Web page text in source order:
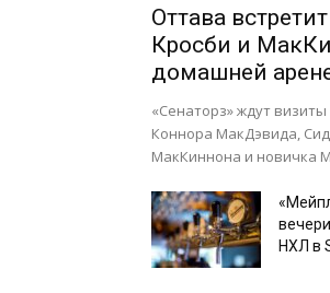
Оттава
Кросби и
домашней
«Сенаторз» ждут
Коннора МакДэвида,
МакКиннона и новичка
НХЛ в